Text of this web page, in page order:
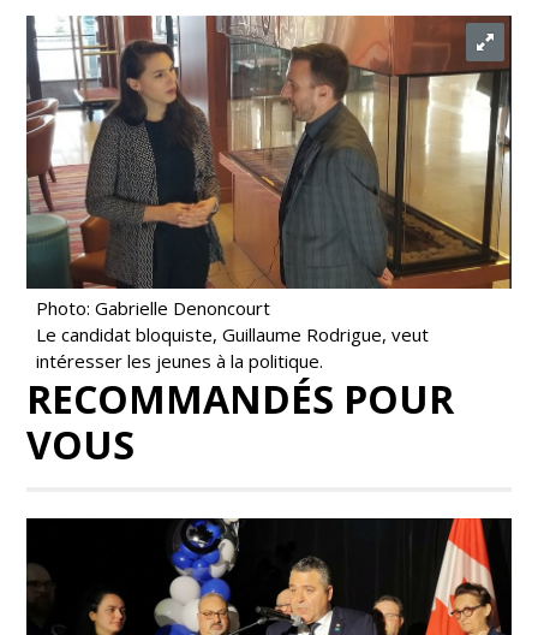
Photo: Gabrielle Denoncourt
Le candidat bloquiste, Guillaume Rodrigue, veut
intéresser les jeunes à la politique.
RECOMMANDÉS POUR
VOUS